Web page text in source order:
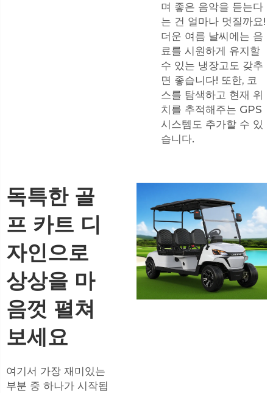
며 좋은 음악을 듣는다
는 건 얼마나 멋질까요!
더운 여름 날씨에는 음
료를 시원하게 유지할
수 있는 냉장고도 갖추
면 좋습니다! 또한, 코
스를 탐색하고 현재 위
치를 추적해주는 GPS
시스템도 추가할 수 있
습니다.
독특한 골
프 카트 디
자인으로
상상을 마
음껏 펼쳐
보세요
여기서 가장 재미있는
부분 중 하나가 시작됩